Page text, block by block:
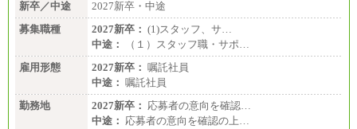
※キャリアや能力等を考慮の上、当社規定により確
定します
※残業手当：別途支給
※固定給に固定残業代含まず
※試用期間中も給与に変更なし
新卒／中途
2027新卒・中途
募集職種
2027新卒： (1)スタッフ、サ…
中途：
（１）スタッフ職・サポ…
雇用形態
2027新卒： 嘱託社員
中途： 嘱託社員
勤務地
2027新卒： 応募者の意向を確認…
中途： 応募者の意向を確認の上…